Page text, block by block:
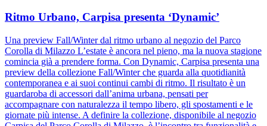
Ritmo Urbano, Carpisa presenta ‘Dynamic’
Una preview Fall/Winter dal ritmo urbano al negozio del Parco
Corolla di Milazzo L’estate è ancora nel pieno, ma la nuova stagione
comincia già a prendere forma. Con Dynamic, Carpisa presenta una
preview della collezione Fall/Winter che guarda alla quotidianità
contemporanea e ai suoi continui cambi di ritmo. Il risultato è un
guardaroba di accessori dall’anima urbana, pensati per
accompagnare con naturalezza il tempo libero, gli spostamenti e le
giornate più intense. A definire la collezione, disponibile al negozio